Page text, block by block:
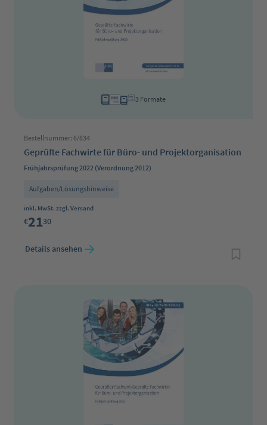
3 Formate
Bestellnummer: 6/834
Geprüfte Fachwirte für Büro- und Projektorganisation
Frühjahrsprüfung 2022 (Verordnung 2012)
Aufgaben/Lösungshinweise
Regulärer Preis:
inkl. MwSt. zzgl. Versand
€2130
Details ansehen